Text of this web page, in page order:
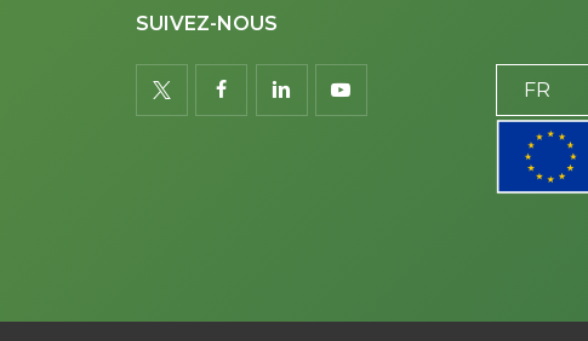
SUIVEZ-NOUS
twitterfacebooklinkedinyoutube FR